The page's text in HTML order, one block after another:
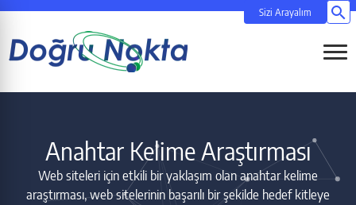
Anahtar Kelime Araştırması
Web siteleri için etkili bir yaklaşım olan anahtar kelime
araştırması, web sitelerinin başarılı bir şekilde hedef kitleye